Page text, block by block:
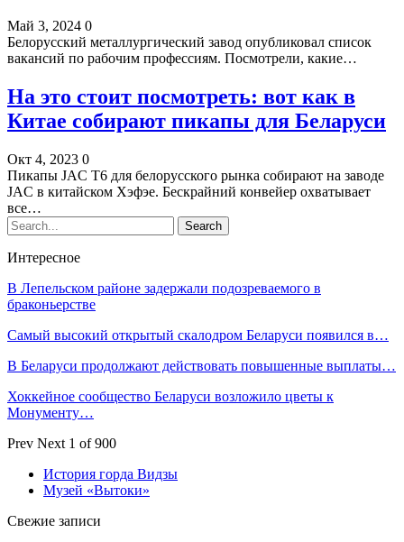
Май 3, 2024 0
Белорусский металлургический завод опубликовал список
вакансий по рабочим профессиям. Посмотрели, какие…
На это стоит посмотреть: вот как в
Китае собирают пикапы для Беларуси
Окт 4, 2023 0
Пикапы JAC T6 для белорусского рынка собирают на заводе
JAC в китайском Хэфэе. Бескрайний конвейер охватывает
все…
Интересное
В Лепельском районе задержали подозреваемого в
браконьерстве
Самый высокий открытый скалодром Беларуси появился в…
В Беларуси продолжают действовать повышенные выплаты…
Хоккейное сообщество Беларуси возложило цветы к
Монументу…
Prev Next 1 of 900
История горда Видзы
Музей «Вытоки»
Свежие записи